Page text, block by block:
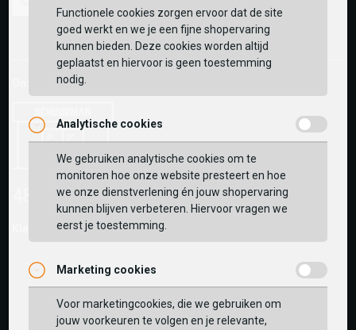
fashion-
cheque
vvv-
giftcard
Onze winkels:
Klantwaarderingen:
Functionele cookies zorgen ervoor dat de site
goed werkt en we je een fijne shopervaring
kunnen bieden. Deze cookies worden altijd
geplaatst en hiervoor is geen toestemming
nodig.
Analytische cookies
We gebruiken analytische cookies om te
monitoren hoe onze website presteert en hoe
we onze dienstverlening én jouw shopervaring
kunnen blijven verbeteren. Hiervoor vragen we
eerst je toestemming.
Marketing cookies
Voor marketingcookies, die we gebruiken om
jouw voorkeuren te volgen en je relevante,